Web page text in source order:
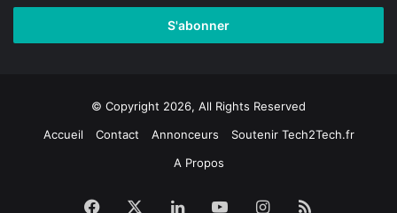
adresse
© Copyright 2026, All Rights Reserved
Accueil
Contact Annonceurs
Soutenir Tech2Tech.fr
A Propos
Facebook LinkedinYouTubeInstagram